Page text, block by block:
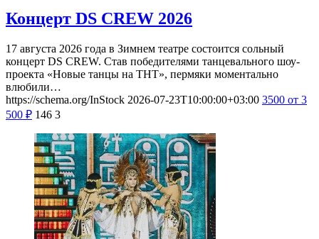
Концерт DS CREW 2026
17 августа 2026 года в Зимнем театре состоится сольный
концерт DS CREW. Став победителями танцевального шоу-
проекта «Новые танцы на ТНТ», пермяки моментально
влюбили…
https://schema.org/InStock 2026-07-23T10:00:00+03:00 3500 от 3
500 ₽ 146 3